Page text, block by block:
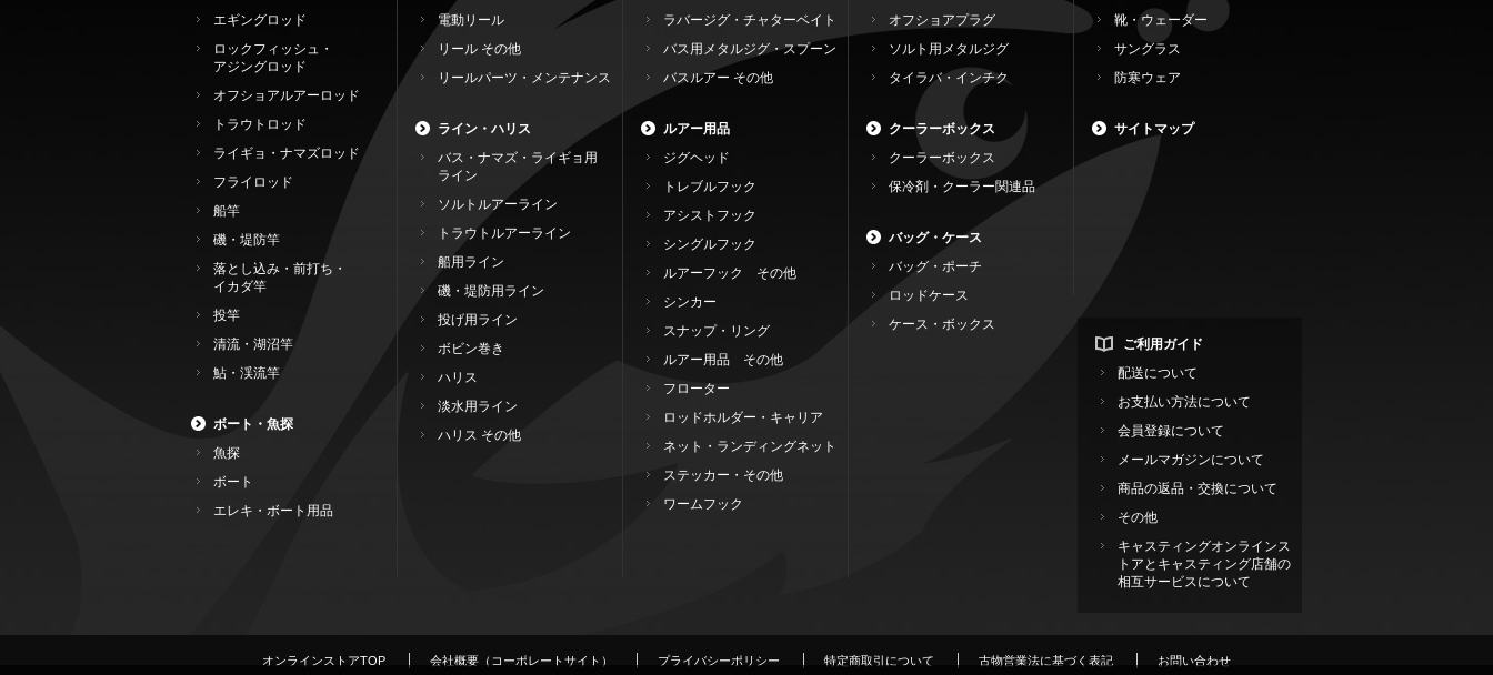
エギングロッド
ロックフィッシュ・
アジングロッド
オフショアルアーロッド
トラウトロッド
ライギョ・ナマズロッド
フライロッド
船竿
磯・堤防竿
落とし込み・前打ち・
イカダ竿
投竿
清流・湖沼竿
鮎・渓流竿
ボート・魚探
魚探
ボート
エレキ・ボート用品
電動リール
リール その他
リールパーツ・メンテナンス
ライン・ハリス
バス・ナマズ・ライギョ用
ライン
ソルトルアーライン
トラウトルアーライン
船用ライン
磯・堤防用ライン
投げ用ライン
ボビン巻き
ハリス
淡水用ライン
ハリス その他
ラバージグ・チャターベイト
バス用メタルジグ・スプーン
バスルアー その他
ルアー用品
ジグヘッド
トレブルフック
アシストフック
シングルフック
ルアーフック その他
シンカー
スナップ・リング
ルアー用品 その他
フローター
ロッドホルダー・キャリア
ネット・ランディングネット
ステッカー・その他
ワームフック
オフショアプラグ
ソルト用メタルジグ
タイラバ・インチク
クーラーボックス
クーラーボックス
保冷剤・クーラー関連品
バッグ・ケース
バッグ・ポーチ
ロッドケース
ケース・ボックス
靴・ウェーダー
サングラス
防寒ウェア
サイトマップ
ご利用ガイド
配送について
お支払い方法について
会員登録について
メールマガジンについて
商品の返品・交換について
その他
キャスティングオンラインス
トアとキャスティング店舗の
相互サービスについて
オンラインストアTOP 会社概要（コーポレートサイト） プライバシーポリシー 特定商取引について 古物営業法に基づく表記 お問い合わせ